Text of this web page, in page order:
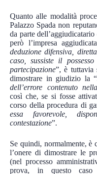
Quanto alle modalità
Palazzo Spada non
da parte
però l’impresa
deduzione difensiva,
caso, sussiste il
partecipazione”, è tuttavia
dimostrare in giudizio la “
dell’errore contenuto
così che, se si fosse
corso della procedura di
essa favorevole,
contestazione”.
Se quindi, normalmente, è
l’onere di dimostrare le
(nel processo
prova, in questo